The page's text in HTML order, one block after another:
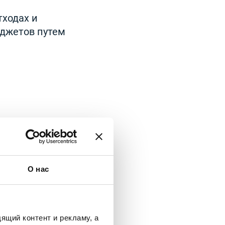
О нас
контент и рекламу, а
и
путем
получать
Думитрас, CEO